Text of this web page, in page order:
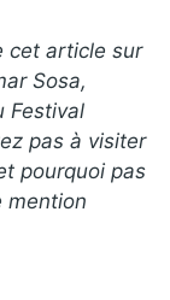
cet article sur
Sosa,
Festival
pas à visiter
pourquoi pas
mention